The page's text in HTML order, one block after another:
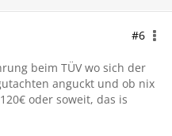
#6
beim TÜV wo sich der
anguckt und ob nix
oder soweit, das is